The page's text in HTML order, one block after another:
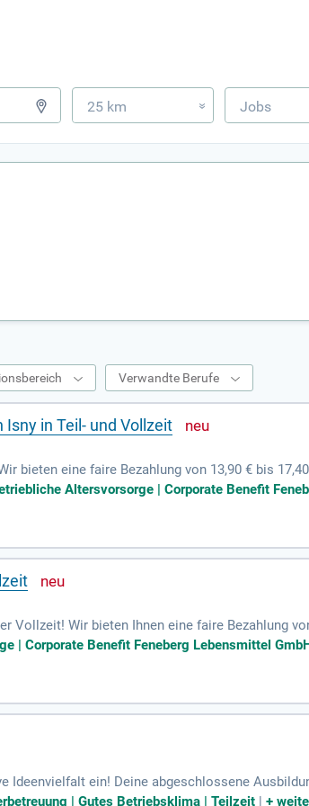
25 km » Jobs
Verwandte Berufe
in Teil- und Vollzeit
bieten eine faire Bezahlung von 13,90 € bis
für besondere Ereignisse wie Hochzeiten
familiäres Team bietet dir eine umfangreiche
Altersvorsorge | Corporate Benefit
Wir bieten Ihnen eine faire Bezahlung
Work-Life-Balance mit 30 Tagen Urlaub
und zahlreichen Mitarbeitervorteilen,
Corporate Benefit Feneberg Lebensmittel
Ideenvielfalt ein! Deine abgeschlossene
aus und begeistern unsere Kund:innen. Uns
| Gutes Betriebsklima | Teilzeit |+